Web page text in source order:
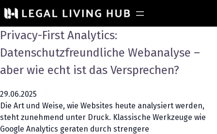
Privacy-First Analytics:
Datenschutzfreundliche Webanalyse –
aber wie echt ist das Versprechen?
29.06.2025
Die Art und Weise, wie Websites heute analysiert werden,
steht zunehmend unter Druck. Klassische Werkzeuge wie
Google Analytics geraten durch strengere